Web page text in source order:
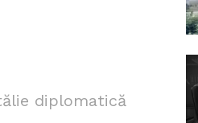
diplomatică